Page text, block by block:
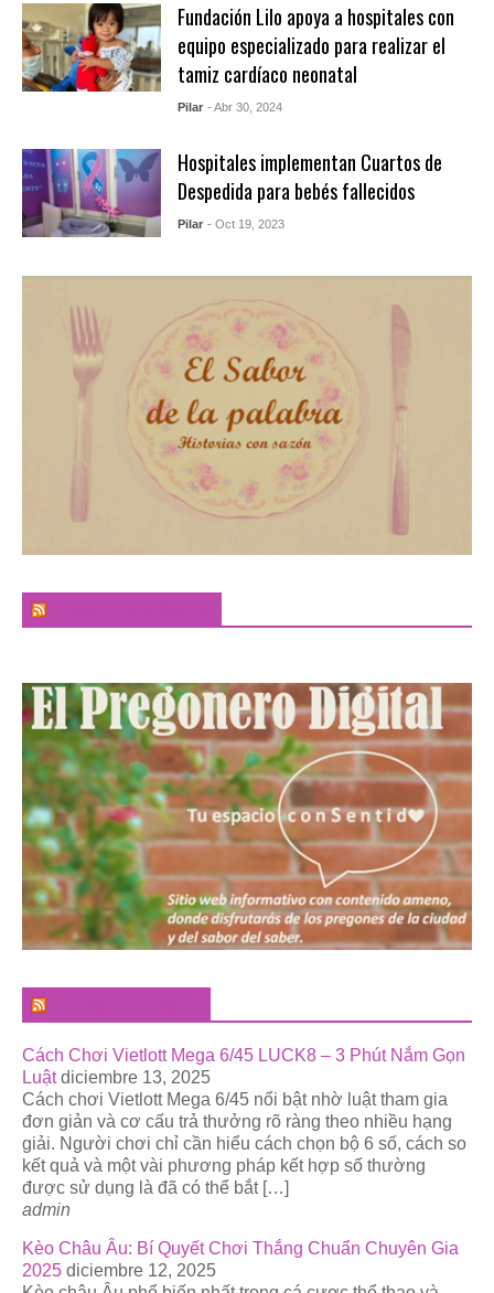
Fundación Lilo apoya a hospitales con
equipo especializado para realizar el
tamiz cardíaco neonatal
Pilar - Abr 30, 2024
Hospitales implementan Cuartos de
Despedida para bebés fallecidos
Pilar - Oct 19, 2023
Cách Chơi Vietlott Mega 6/45 LUCK8 – 3 Phút Nắm Gọn
Luật diciembre 13, 2025
Cách chơi Vietlott Mega 6/45 nổi bật nhờ luật tham gia
đơn giản và cơ cấu trả thưởng rõ ràng theo nhiều hạng
giải. Người chơi chỉ cần hiểu cách chọn bộ 6 số, cách so
kết quả và một vài phương pháp kết hợp số thường
được sử dụng là đã có thể bắt […]
admin
Kèo Châu Âu: Bí Quyết Chơi Thắng Chuẩn Chuyên Gia
2025 diciembre 12, 2025